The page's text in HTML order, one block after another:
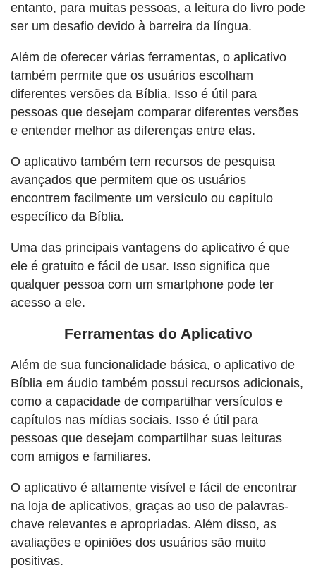
entanto, para muitas pessoas, a leitura do livro pode
ser um desafio devido à barreira da língua.
Além de oferecer várias ferramentas, o aplicativo
também permite que os usuários escolham
diferentes versões da Bíblia. Isso é útil para
pessoas que desejam comparar diferentes versões
e entender melhor as diferenças entre elas.
O aplicativo também tem recursos de pesquisa
avançados que permitem que os usuários
encontrem facilmente um versículo ou capítulo
específico da Bíblia.
Uma das principais vantagens do aplicativo é que
ele é gratuito e fácil de usar. Isso significa que
qualquer pessoa com um smartphone pode ter
acesso a ele.
Ferramentas do Aplicativo
Além de sua funcionalidade básica, o aplicativo de
Bíblia em áudio também possui recursos adicionais,
como a capacidade de compartilhar versículos e
capítulos nas mídias sociais. Isso é útil para
pessoas que desejam compartilhar suas leituras
com amigos e familiares.
O aplicativo é altamente visível e fácil de encontrar
na loja de aplicativos, graças ao uso de palavras-
chave relevantes e apropriadas. Além disso, as
avaliações e opiniões dos usuários são muito
positivas.